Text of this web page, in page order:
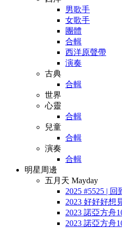
男歌手
女歌手
團體
合輯
西洋原聲帶
演奏
古典
合輯
世界
心靈
合輯
兒童
合輯
演奏
合輯
明星周邊
五月天 Mayday
2025 #5525 |
2023 好好好想
2023 諾亞方舟
2023 諾亞方舟